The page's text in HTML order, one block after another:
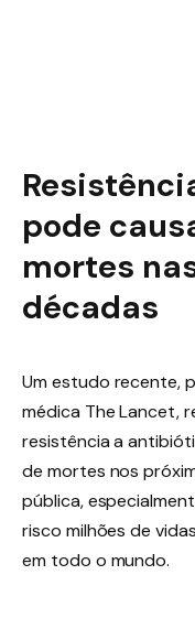
pode
mortes
décadas
Um estudo recente,
médica The Lancet,
resistência a
de mortes nos
pública,
risco milhões de
em todo o mundo.